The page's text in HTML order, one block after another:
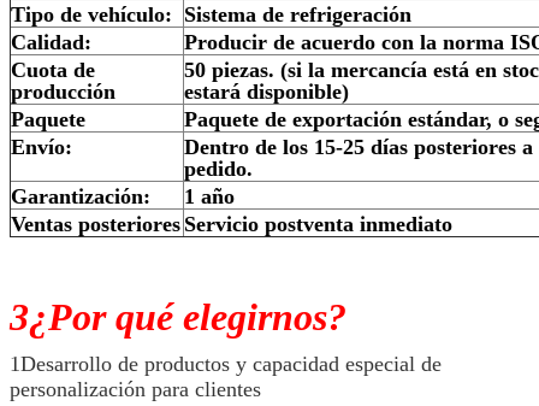
Tipo de vehículo: Sistema de refrigeración
Calidad:
Producir de acuerdo con la norma
Cuota de
producción
50 piezas. (si la mercancía está en
estará disponible)
Paquete
Paquete de exportación estándar, o
Envío:
Dentro de los 15-25 días posteriores
pedido.
Garantización:
1 año
Ventas posteriores Servicio postventa inmediato
3¿Por qué elegirnos?
1Desarrollo de productos y capacidad especial de
personalización para clientes